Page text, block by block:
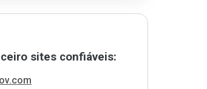
sites confiáveis: